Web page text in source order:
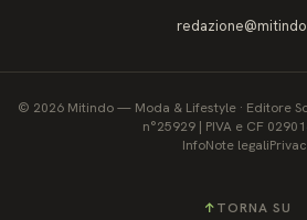
© 2026 Mitindo— Moda & Lifestyle · Editore
n°25929 | PIVA e CF
InfoNote legali
↑TORNA SU